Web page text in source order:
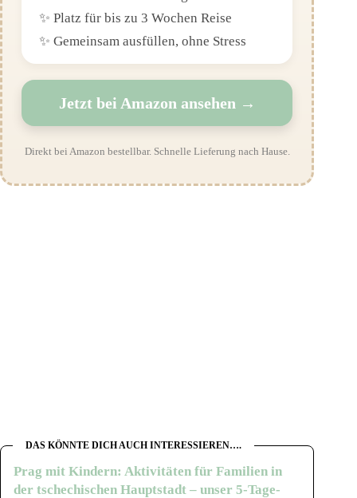
✨ Platz für bis zu 3 Wochen Reise
✨ Gemeinsam ausfüllen, ohne Stress
Jetzt bei Amazon ansehen →
Direkt bei Amazon bestellbar. Schnelle Lieferung nach Hause.
DAS KÖNNTE DICH AUCH INTERESSIEREN….
Prag mit Kindern: Aktivitäten für Familien in
der tschechischen Hauptstadt – unser 5-Tage-